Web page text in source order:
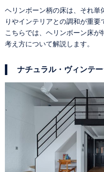
ヘリンボーン柄の床は、それ単
りやインテリアとの調和が重要
こちらでは、ヘリンボーン床
考え方について解説します。
ナチュラル・ヴィンテ